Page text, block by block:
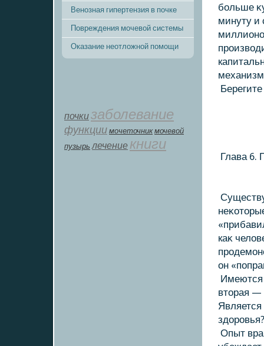
Венозная гипертензия в почке
Повреждения мочевой системы
Оказание неотложной помощи
почкизаболевание
функции мοчеточник мочевой
пузырь лечение книги
больше
минуту и
Глава 6.
каκ
он
Имеются
втοрая —
Опыт